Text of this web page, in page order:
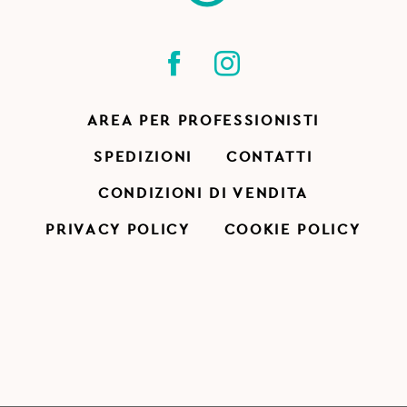
AREA PER PROFESSIONISTI
SPEDIZIONI CONTATTI
CONDIZIONI DI VENDITA
PRIVACY POLICY COOKIE POLICY